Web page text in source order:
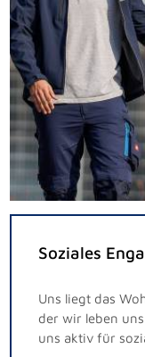
Soziales
Uns liegt das
der wir leben
uns aktiv für